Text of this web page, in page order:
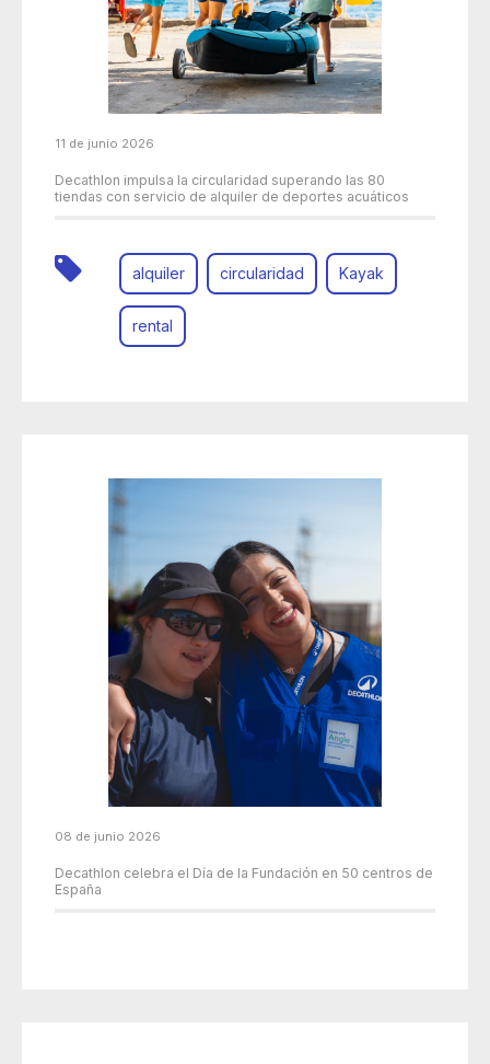
11 de junio 2026
Decathlon impulsa la circularidad superando las 80
tiendas con servicio de alquiler de deportes acuáticos
alquiler circularidad Kayak
rental
08 de junio 2026
Decathlon celebra el Día de la Fundación en 50 centros de
España